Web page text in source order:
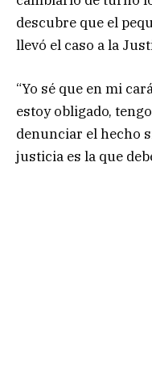
descubre que el
llevó el caso a la
“Yo sé que en mi
estoy obligado,
denunciar el hecho
justicia es la que